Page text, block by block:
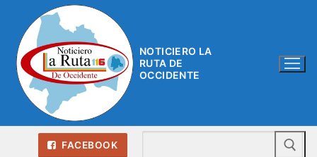
contenido
NOTICIERO LA
RUTA DE
OCCIDENTE
FACEBOOK